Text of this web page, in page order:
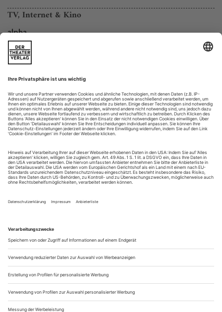
TV, Internet & Kino
alpha
02.04. – 20.15 Uhr
Symphonie Nr. 9 d-Moll
14.04. – 11.00 Uhr
Joseph Haydn - Die sieben letzten Worte unseres
Erlösers am Kreuze
16.04. – 20.15 Uhr
Verdi: La forza del destino
Aufzeichnung bei den Münchner Opernfestspielen 2014
17.04. – 11.00 Uhr
Violinkonzert D-Dur op. 35
30.04. – 20.15 Uhr
Rudolf...
Mächtig ohnmächtig
Alexander Joel und David Hermann entdecken an der Opera